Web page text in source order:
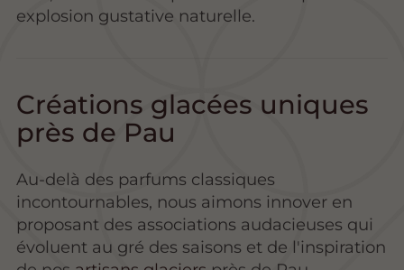
explosion gustative naturelle.
Créations glacées uniques
près de Pau
Au-delà des parfums classiques
incontournables, nous aimons innover en
proposant des associations audacieuses qui
évoluent au gré des saisons et de l'inspiration